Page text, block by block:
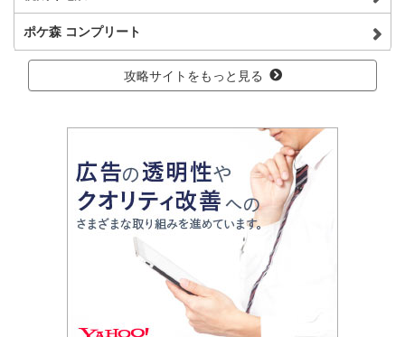
ポケ森 コンプリート
攻略サイトをもっと見る